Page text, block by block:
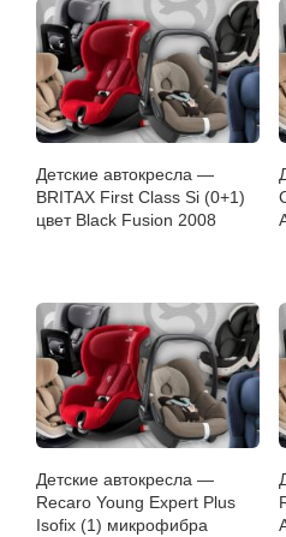
Детские автокресла —
BRITAX First Class Si (0+1)
цвет Black Fusion 2008
Детские автокресла —
Recaro Young Expert Plus
Isofix (1) микрофибра